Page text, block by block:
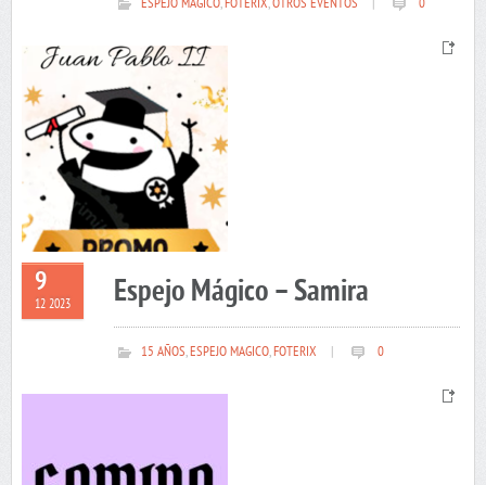
ESPEJO MAGICO,FOTERIX,OTROS EVENTOS 0
9
12 2023 Espejo Mágico – Samira
15 AÑOS,ESPEJO MAGICO,FOTERIX 0